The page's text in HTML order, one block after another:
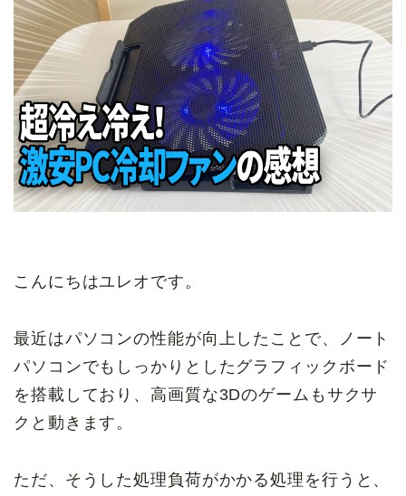
こんにちはユレオです。
最近はパソコンの性能が向上したことで、ノート
パソコンでもしっかりとしたグラフィックボード
を搭載しており、高画質な3Dのゲームもサクサ
クと動きます。
ただ、そうした処理負荷がかかる処理を行うと、